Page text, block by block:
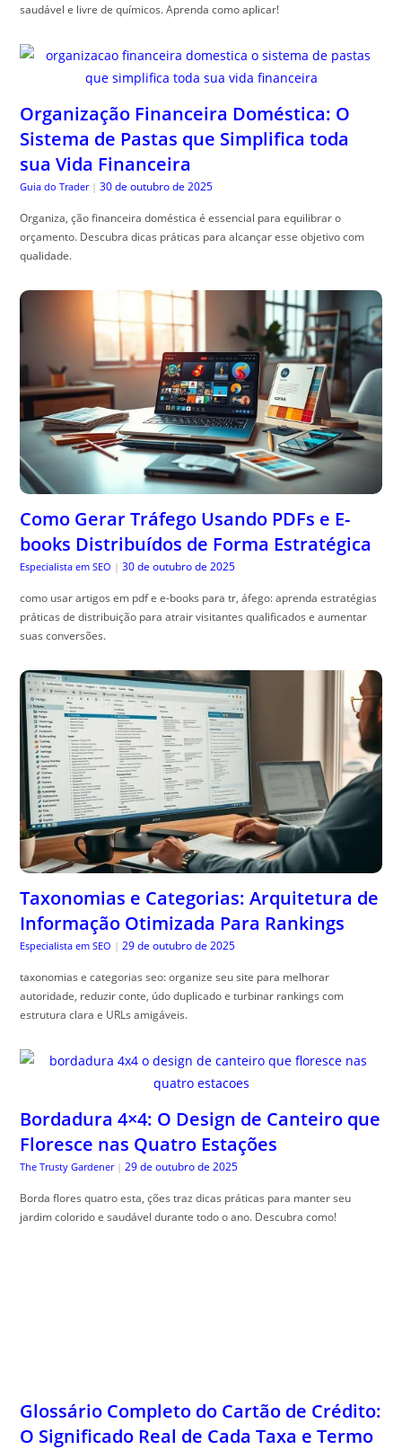
saudável e livre de químicos. Aprenda como aplicar!
Organização Financeira Doméstica: O
Sistema de Pastas que Simplifica toda
sua Vida Financeira
Guia do Trader | 30 de outubro de 2025
Organiza, ção financeira doméstica é essencial para equilibrar o
orçamento. Descubra dicas práticas para alcançar esse objetivo com
qualidade.
Como Gerar Tráfego Usando PDFs e E-
books Distribuídos de Forma Estratégica
Especialista em SEO | 30 de outubro de 2025
como usar artigos em pdf e e-books para tr, áfego: aprenda estratégias
práticas de distribuição para atrair visitantes qualificados e aumentar
suas conversões.
Taxonomias e Categorias: Arquitetura de
Informação Otimizada Para Rankings
Especialista em SEO | 29 de outubro de 2025
taxonomias e categorias seo: organize seu site para melhorar
autoridade, reduzir conte, údo duplicado e turbinar rankings com
estrutura clara e URLs amigáveis.
Bordadura 4×4: O Design de Canteiro que
Floresce nas Quatro Estações
The Trusty Gardener | 29 de outubro de 2025
Borda flores quatro esta, ções traz dicas práticas para manter seu
jardim colorido e saudável durante todo o ano. Descubra como!
Glossário Completo do Cartão de Crédito:
O Significado Real de Cada Taxa e Termo